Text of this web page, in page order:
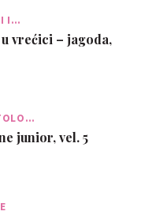
I…
vrećici – jagoda,
junior, vel. 5